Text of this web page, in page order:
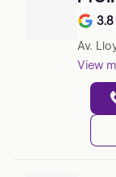
Note
3.8
Av.
View